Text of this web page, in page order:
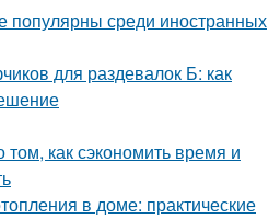
популярны среди иностранных
для раздевалок Б: как
как сэкономить время и
в доме: практические